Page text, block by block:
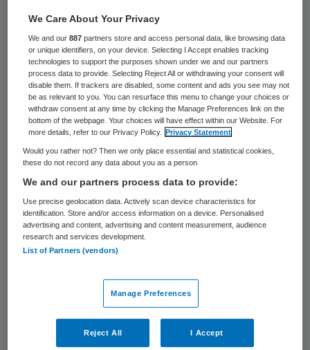
1076 keer gelezen
Vier Drentse huisartsenspoedposten
starten begin volgend jaar een experiment
om minder huisartsen in te roosteren.
Hiermee hoopt Dokter Drenthe de
werkdruk terug te dringen.
Jaarlijks moeten huisartsen naast hun
reguliere werk zo’n vijftig uur aan diensten
op de spoedpost in het ziekenhuis draaien.
Door de personeelstekorten ligt het
wezenlijke urenaantal in de praktijk echter
We Care About Your Privacy
We and our887 partners store and access personal data, like browsing data
or unique identifiers, on your device. Selecting I Accept enables tracking
technologies to support the purposes shown under we and our partners
process data to provide. Selecting Reject All or withdrawing your consent will
disable them. If trackers are disabled, some content and ads you see may not
be as relevant to you. You can resurface this menu to change your choices or
withdraw consent at any time by clicking the Manage Preferences link on the
bottom of the webpage. Your choices will have effect within our Website. For
more details, refer to our Privacy Policy.
Privacy Statement
Would you rather not? Then we only place essential and statistical cookies,
these do not record any data about you as a person
We and our partners process data to provide:
Use precise geolocation data. Actively scan device characteristics for
identification. Store and/or access information on a device. Personalised
advertising and content, advertising and content measurement, audience
research and services development.
List of Partners (vendors)
Manage Preferences
Reject All I Accept